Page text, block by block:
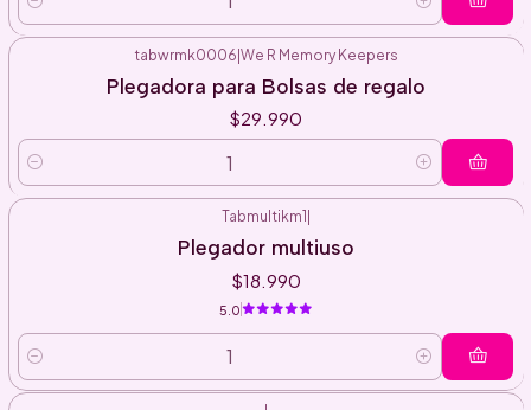
Cantidad
tabwrmk0006 We R Memory Keepers
Plegadora para Bolsas de regalo
$29.990
Cantidad
Tabmultikm1
Plegador multiuso
$18.990
5.0
Cantidad